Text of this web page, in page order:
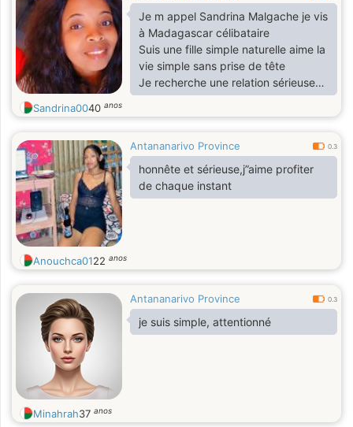
Je m appel Sandrina Malgache je vis
à Madagascar célibataire
Suis une fille simple naturelle aime la
vie simple sans prise de tête
Je recherche une relation sérieuse
durable fondé une vrai famille
Sandrina0040 anos
Antananarivo Province 0.3
honnête et sérieuse,j”aime profiter
de chaque instant
Anouchca0122 anos
Antananarivo Province 0.3
je suis simple, attentionné
Minahrah37 anos